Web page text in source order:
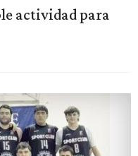
actividad para